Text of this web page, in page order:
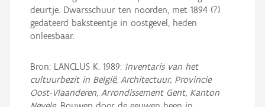
deurtje. Dwarsschuur ten noorden, met 1894 (?)
gedateerd baksteentje in oostgevel, heden
onleesbaar.
Bron: LANCLUS K. 1989: Inventaris van het
cultuurbezit in België, Architectuur, Provincie
Oost-Vlaanderen, Arrondissement Gent, Kanton